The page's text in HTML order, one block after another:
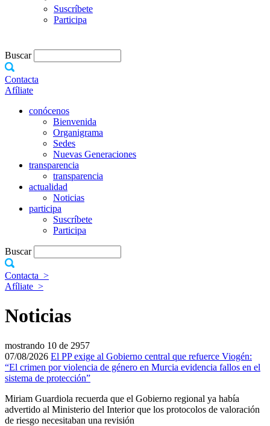
Suscríbete
Participa
Buscar
Contacta
Afíliate
conócenos
Bienvenida
Organigrama
Sedes
Nuevas Generaciones
transparencia
transparencia
actualidad
Noticias
participa
Suscríbete
Participa
Buscar
Contacta >
Afíliate >
Noticias
mostrando 10 de 2957
07/08/2026 El PP exige al Gobierno central que refuerce Viogén:
“El crimen por violencia de género en Murcia evidencia fallos en el
sistema de protección”
Miriam Guardiola recuerda que el Gobierno regional ya había
advertido al Ministerio del Interior que los protocolos de valoración
de riesgo necesitaban una revisión